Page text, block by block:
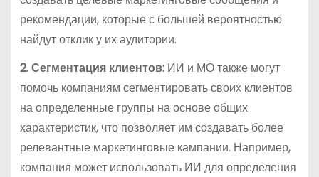
рекомендации, которые с большей вероятностью
найдут отклик у их аудитории.
2. Сегментация клиентов:ИИ и МО также могут
помочь компаниям сегментировать своих клиентов
на определенные группы на основе общих
характеристик, что позволяет им создавать более
релевантные маркетинговые кампании. Например,
компания может использовать ИИ для определения